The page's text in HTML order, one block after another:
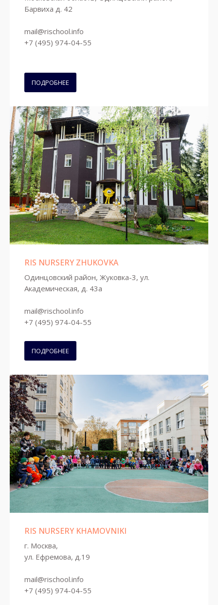
Барвиха д. 42
mail@rischool.info
+7 (495) 974-04-55
ПОДРОБНЕЕ
RIS NURSERY ZHUKOVKA
Одинцовский район, Жуковка-3, ул.
Академическая, д. 43а
mail@rischool.info
+7 (495) 974-04-55
ПОДРОБНЕЕ
RIS NURSERY KHAMOVNIKI
г. Москва,
ул. Ефремова, д.19
mail@rischool.info
+7 (495) 974-04-55